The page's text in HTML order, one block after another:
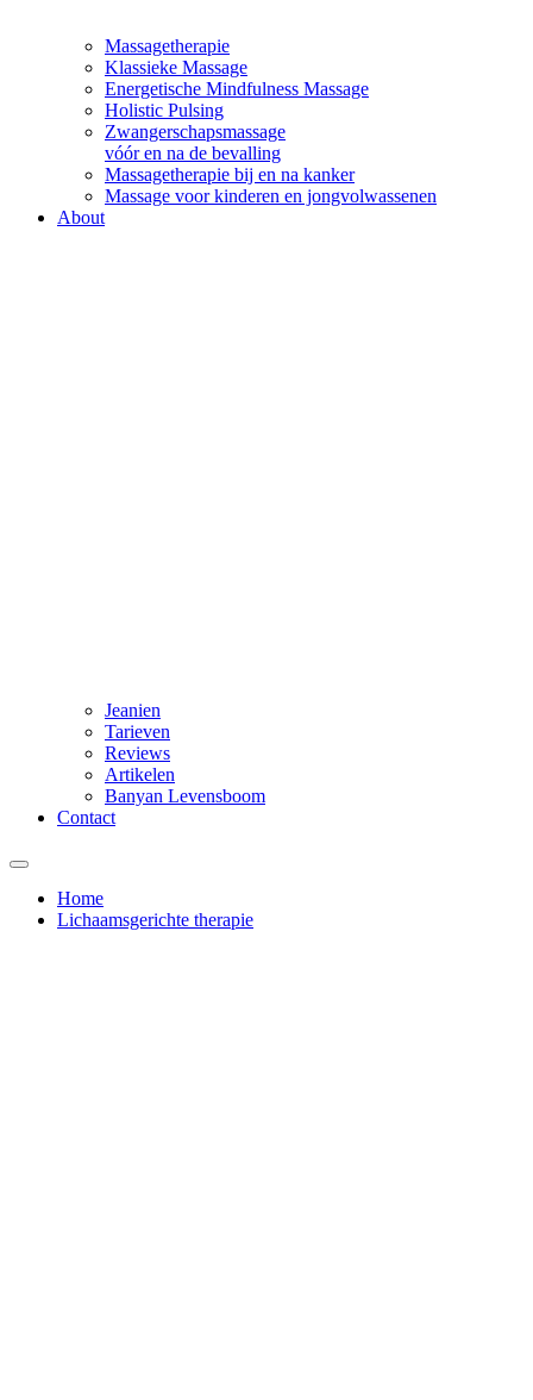
Massagetherapie
Klassieke Massage
Energetische Mindfulness Massage
Holistic Pulsing
Zwangerschapsmassage
vóór en na de bevalling
Massagetherapie bij en na kanker
Massage voor kinderen en jongvolwassenen
About
Jeanien
Tarieven
Reviews
Artikelen
Banyan Levensboom
Contact
Home
Lichaamsgerichte therapie